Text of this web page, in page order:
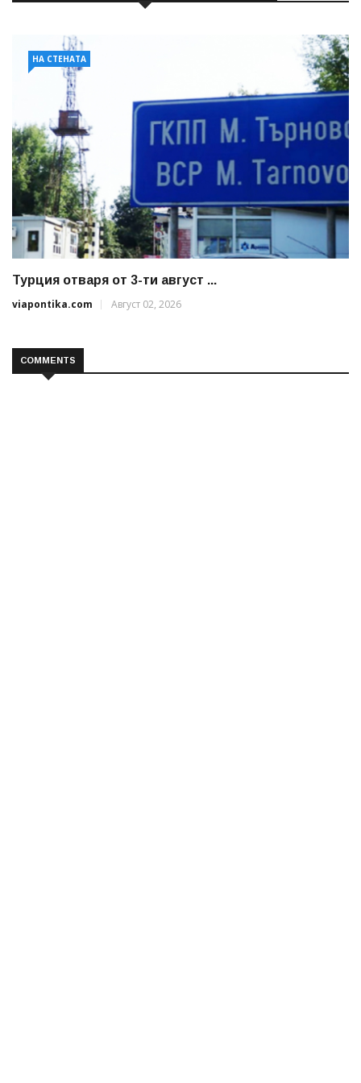
НА СТЕНАТА
Турция отваря от 3-ти август ...
viapontika.com
Август 02, 2026
COMMENTS